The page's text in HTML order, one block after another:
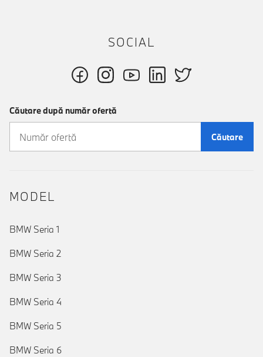
SOCIAL
Căutare după număr ofertă
Căutare
MODEL
BMW Seria 1
BMW Seria 2
BMW Seria 3
BMW Seria 4
BMW Seria 5
BMW Seria 6